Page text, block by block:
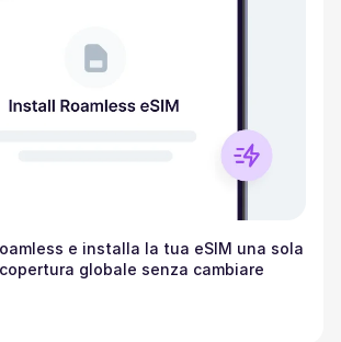
e installa la tua eSIM una sola
globale senza cambiare